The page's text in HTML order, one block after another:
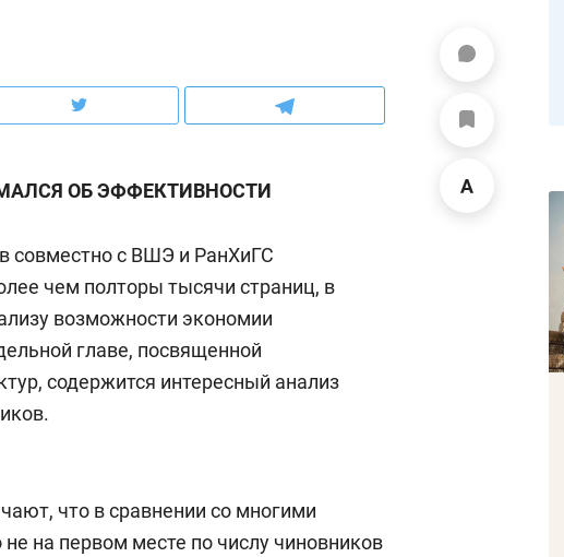
ОБ ЭФФЕКТИВНОСТИ
совместно с ВШЭ и РанХиГС
чем полторы тысячи страниц, в
возможности экономии
главе, посвященной
содержится интересный анализ
что в сравнении со многими
на первом месте по числу чиновников
состоянием как основа